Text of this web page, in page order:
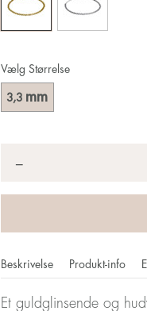
Vælg Størrelse
3,3 mm
−
Beskrivelse Produkt-info
Et guldglinsende og